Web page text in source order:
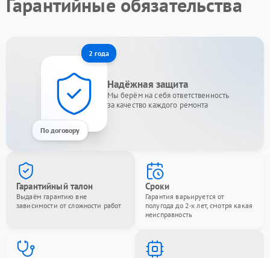
2 года
По договору
Надёжная защита
Мы берём на себя ответственность
за качество каждого ремонта
Гарантийный талон
Выдаём гарантию вне
зависимости от сложности работ
Сроки
Гарантия варьируется от
полугода до 2-х лет, смотря какая
неисправность